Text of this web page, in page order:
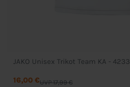
JAKO Unisex Trikot Team KA - 4233
UVP 17,99 €
16,00 €